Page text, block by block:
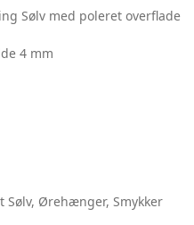
Sølv med poleret overflade
4 mm
Sølv, Ørehænger, Smykker